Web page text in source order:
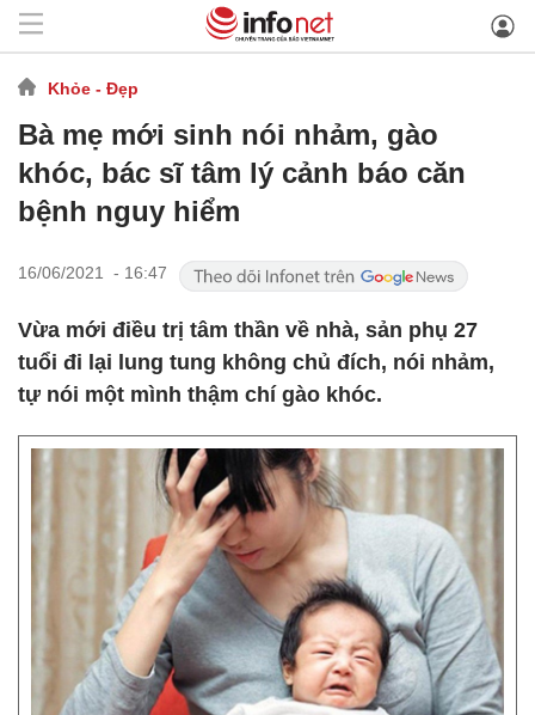
Khỏe - Đẹp
Bà mẹ mới sinh nói nhảm, gào
khóc, bác sĩ tâm lý cảnh báo căn
bệnh nguy hiểm
16/06/2021 - 16:47
Vừa mới điều trị tâm thần về nhà, sản phụ 27
tuổi đi lại lung tung không chủ đích, nói nhảm,
tự nói một mình thậm chí gào khóc.